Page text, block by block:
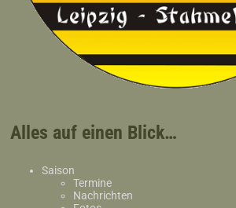
Alles auf einen Blick…
Saison
Termine
Nachrichten